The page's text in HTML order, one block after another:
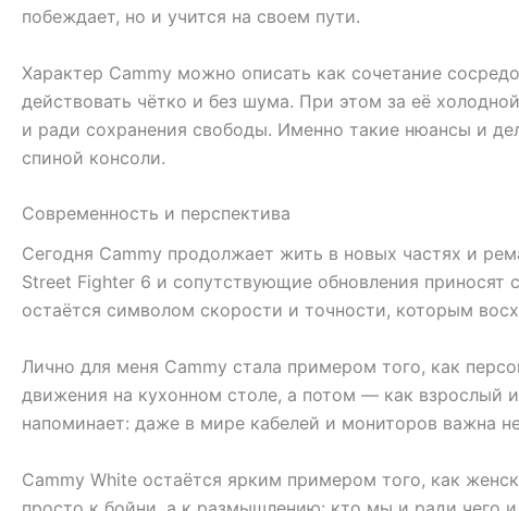
побеждает, но и учится на своем пути.
Характер Cammy можно описать как сочетание
действовать чётко и без шума. При этом за её
и ради сохранения свободы. Именно такие нюансы и
спиной консоли.
Современность и перспектива
Сегодня Cammy продолжает жить в новых частях и
Street Fighter 6 и сопутствующие обновления
остаётся символом скорости и точности, которым
Лично для меня Cammy стала примером того, как
движения на кухонном столе, а потом — как взрослый
напоминает: даже в мире кабелей и мониторов важна
Cammy White остаётся ярким примером того, как